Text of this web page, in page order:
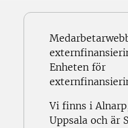
Enheten för
Vi finns i
Uppsala och är